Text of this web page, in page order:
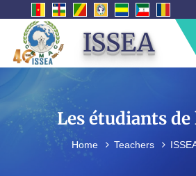
ISSEA
Les étudiants de
Home Teachers